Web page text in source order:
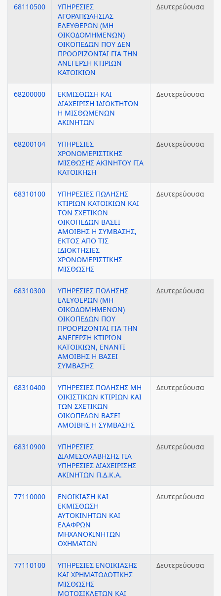
68110500
ΥΠΗΡΕΣΙΕΣ
ΑΓΟΡΑΠΩΛΗΣΙΑΣ
ΕΛΕΥΘΕΡΩΝ (ΜΗ
ΟΙΚΟΔΟΜΗΜΕΝΩΝ)
ΟΙΚΟΠΕΔΩΝ ΠΟΥ ΔΕΝ
ΠΡΟΟΡΙΖΟΝΤΑΙ ΓΙΑ ΤΗΝ
ΑΝΕΓΕΡΣΗ ΚΤΙΡΙΩΝ
ΚΑΤΟΙΚΙΩΝ
Δευτερεύουσα
68200000
ΕΚΜΙΣΘΩΣΗ ΚΑΙ
ΔΙΑΧΕΙΡΙΣΗ ΙΔΙΟΚΤΗΤΩΝ
Η ΜΙΣΘΩΜΕΝΩΝ
ΑΚΙΝΗΤΩΝ
Δευτερεύουσα
68200104
ΥΠΗΡΕΣΙΕΣ
ΧΡΟΝΟΜΕΡΙΣΤΙΚΗΣ
ΜΙΣΘΩΣΗΣ ΑΚΙΝΗΤΟΥ ΓΙΑ
ΚΑΤΟΙΚΗΣΗ
Δευτερεύουσα
68310100
ΥΠΗΡΕΣΙΕΣ ΠΩΛΗΣΗΣ
ΚΤΙΡΙΩΝ ΚΑΤΟΙΚΙΩΝ ΚΑΙ
ΤΩΝ ΣΧΕΤΙΚΩΝ
ΟΙΚΟΠΕΔΩΝ ΒΑΣΕΙ
ΑΜΟΙΒΗΣ Η ΣΥΜΒΑΣΗΣ,
ΕΚΤΟΣ ΑΠΟ ΤΙΣ
ΙΔΙΟΚΤΗΣΙΕΣ
ΧΡΟΝΟΜΕΡΙΣΤΙΚΗΣ
ΜΙΣΘΩΣΗΣ
Δευτερεύουσα
68310300
ΥΠΗΡΕΣΙΕΣ ΠΩΛΗΣΗΣ
ΕΛΕΥΘΕΡΩΝ (ΜΗ
ΟΙΚΟΔΟΜΗΜΕΝΩΝ)
ΟΙΚΟΠΕΔΩΝ ΠΟΥ
ΠΡΟΟΡΙΖΟΝΤΑΙ ΓΙΑ ΤΗΝ
ΑΝΕΓΕΡΣΗ ΚΤΙΡΙΩΝ
ΚΑΤΟΙΚΙΩΝ, ΕΝΑΝΤΙ
ΑΜΟΙΒΗΣ Η ΒΑΣΕΙ
ΣΥΜΒΑΣΗΣ
Δευτερεύουσα
68310400
ΥΠΗΡΕΣΙΕΣ ΠΩΛΗΣΗΣ ΜΗ
ΟΙΚΙΣΤΙΚΩΝ ΚΤΙΡΙΩΝ ΚΑΙ
ΤΩΝ ΣΧΕΤΙΚΩΝ
ΟΙΚΟΠΕΔΩΝ ΒΑΣΕΙ
ΑΜΟΙΒΗΣ Η ΣΥΜΒΑΣΗΣ
Δευτερεύουσα
68310900
ΥΠΗΡΕΣΙΕΣ
ΔΙΑΜΕΣΟΛΑΒΗΣΗΣ ΓΙΑ
ΥΠΗΡΕΣΙΕΣ ΔΙΑΧΕΙΡΙΣΗΣ
ΑΚΙΝΗΤΩΝ Π.Δ.Κ.Α.
Δευτερεύουσα
77110000
ΕΝΟΙΚΙΑΣΗ ΚΑΙ
ΕΚΜΙΣΘΩΣΗ
ΑΥΤΟΚΙΝΗΤΩΝ ΚΑΙ
ΕΛΑΦΡΩΝ
ΜΗΧΑΝΟΚΙΝΗΤΩΝ
ΟΧΗΜΑΤΩΝ
Δευτερεύουσα
77110100
ΥΠΗΡΕΣΙΕΣ ΕΝΟΙΚΙΑΣΗΣ
ΚΑΙ ΧΡΗΜΑΤΟΔΟΤΙΚΗΣ
ΜΙΣΘΩΣΗΣ
ΜΟΤΟΣΙΚΛΕΤΩΝ ΚΑΙ
Δευτερεύουσα